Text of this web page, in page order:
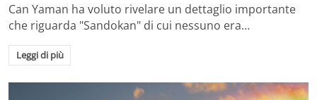
Can Yaman ha voluto rivelare un dettaglio importante
che riguarda "Sandokan" di cui nessuno era…
Leggi di più